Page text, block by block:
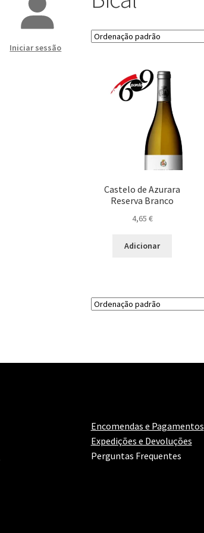
Castelo de Azurara
Reserva Branco
4,65 €
Adicionar
Iniciar sessão
Encomendas e Pagamentos
Expedições e Devoluções
Perguntas Frequentes